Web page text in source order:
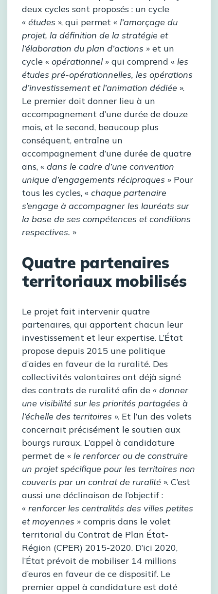
deux cycles sont proposés : un cycle
« études », qui permet « l’amorçage du
projet, la définition de la stratégie et
l’élaboration du plan d’actions » et un
cycle « opérationnel» qui comprend « les
études pré-opérationnelles, les opérations
d’investissement et l’animation dédiée ».
Le premier doit donner lieu à un
accompagnement d’une durée de douze
mois, et le second, beaucoup plus
conséquent, entraîne un
accompagnement d’une durée de quatre
ans, « dans le cadre d’une convention
unique d’engagements réciproques » Pour
tous les cycles, « chaque partenaire
s’engage à accompagner les lauréats sur
la base de ses compétences et conditions
respectives. »
Quatre partenaires
territoriaux mobilisés
Le projet fait intervenir quatre
partenaires, qui apportent chacun leur
investissement et leur expertise. L’État
propose depuis 2015 une politique
d’aides en faveur de la ruralité. Des
collectivités volontaires ont déjà signé
des contrats de ruralité afin de « donner
une visibilité sur les priorités partagées à
l’échelle des territoires ». Et l’un des volets
concernait précisément le soutien aux
bourgs ruraux. L’appel à candidature
permet de « le renforcer ou de construire
un projet spécifique pour les territoires non
couverts par un contrat de ruralité ». C’est
aussi une déclinaison de l’objectif :
« renforcer les centralités des villes petites
et moyennes » compris dans le volet
territorial du Contrat de Plan État-
Région (CPER) 2015-2020. D’ici 2020,
l’État prévoit de mobiliser 14 millions
d’euros en faveur de ce dispositif. Le
premier appel à candidature est doté